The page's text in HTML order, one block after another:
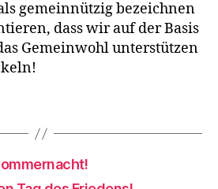
gemeinnützig bezeichnen
dass wir auf der Basis
Gemeinwohl unterstützen